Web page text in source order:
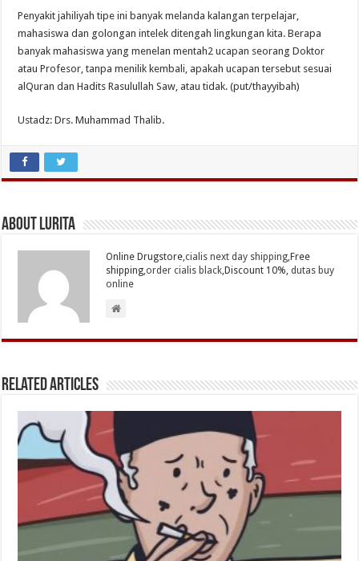
Penyakit jahiliyah tipe ini banyak melanda kalangan terpelajar,
mahasiswa dan golongan intelek ditengah lingkungan kita. Berapa
banyak mahasiswa yang menelan mentah2 ucapan seorang Doktor
atau Profesor, tanpa menilik kembali, apakah ucapan tersebut sesuai
alQuran dan Hadits Rasulullah Saw, atau tidak. (put/thayyibah)
Ustadz: Drs. Muhammad Thalib.
About Lurita
Online Drugstore,cialis next day shipping,Free
shipping,order cialis black,Discount 10%,dutas buy
online
Related Articles